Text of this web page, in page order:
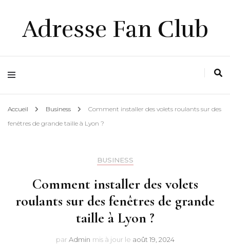
Adresse Fan Club
Accueil Business
Comment installer des volets roulants sur des
fenêtres de grande taille à Lyon ?
BUSINESS
Comment installer des volets
roulants sur des fenêtres de grande
taille à Lyon ?
par Admin mis à jour le août 19, 2024